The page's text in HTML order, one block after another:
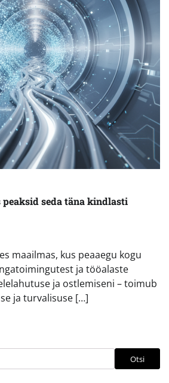
seda täna kindlasti
maailmas, kus peaaegu kogu
ja tööalaste
ja ostlemiseni – toimub
ja turvalisuse […]
Otsi